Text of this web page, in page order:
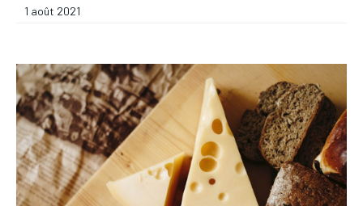
1 août 2021